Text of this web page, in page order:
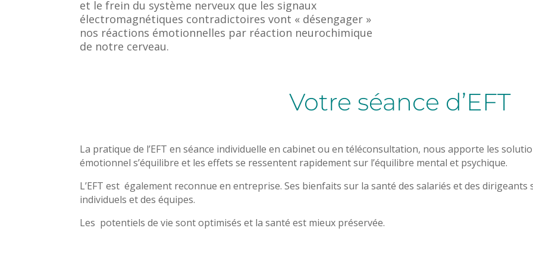
et le frein du système nerveux que les signaux
électromagnétiques contradictoires vont « désengager »
nos réactions émotionnelles par réaction neurochimique
de notre cerveau.
Votre séance d’EFT
La pratique de l’EFT en séance individuelle en cabinet ou en téléconsultation, nous apporte les
émotionnel s’équilibre et les effets se ressentent rapidement sur l’équilibre mental et psychique.
L’EFT est également reconnue en entreprise. Ses bienfaits sur la santé des salariés et des
individuels et des équipes.
Les potentiels de vie sont optimisés et la santé est mieux préservée.